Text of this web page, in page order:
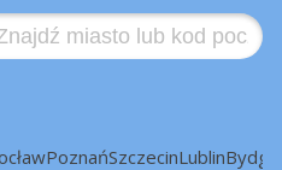
PoznańSzczecinLublin